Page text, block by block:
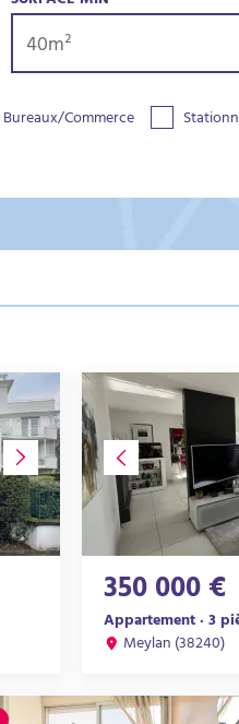
Bureaux/Commerce
350 000 €
Appartement · 3
Meylan (38240)